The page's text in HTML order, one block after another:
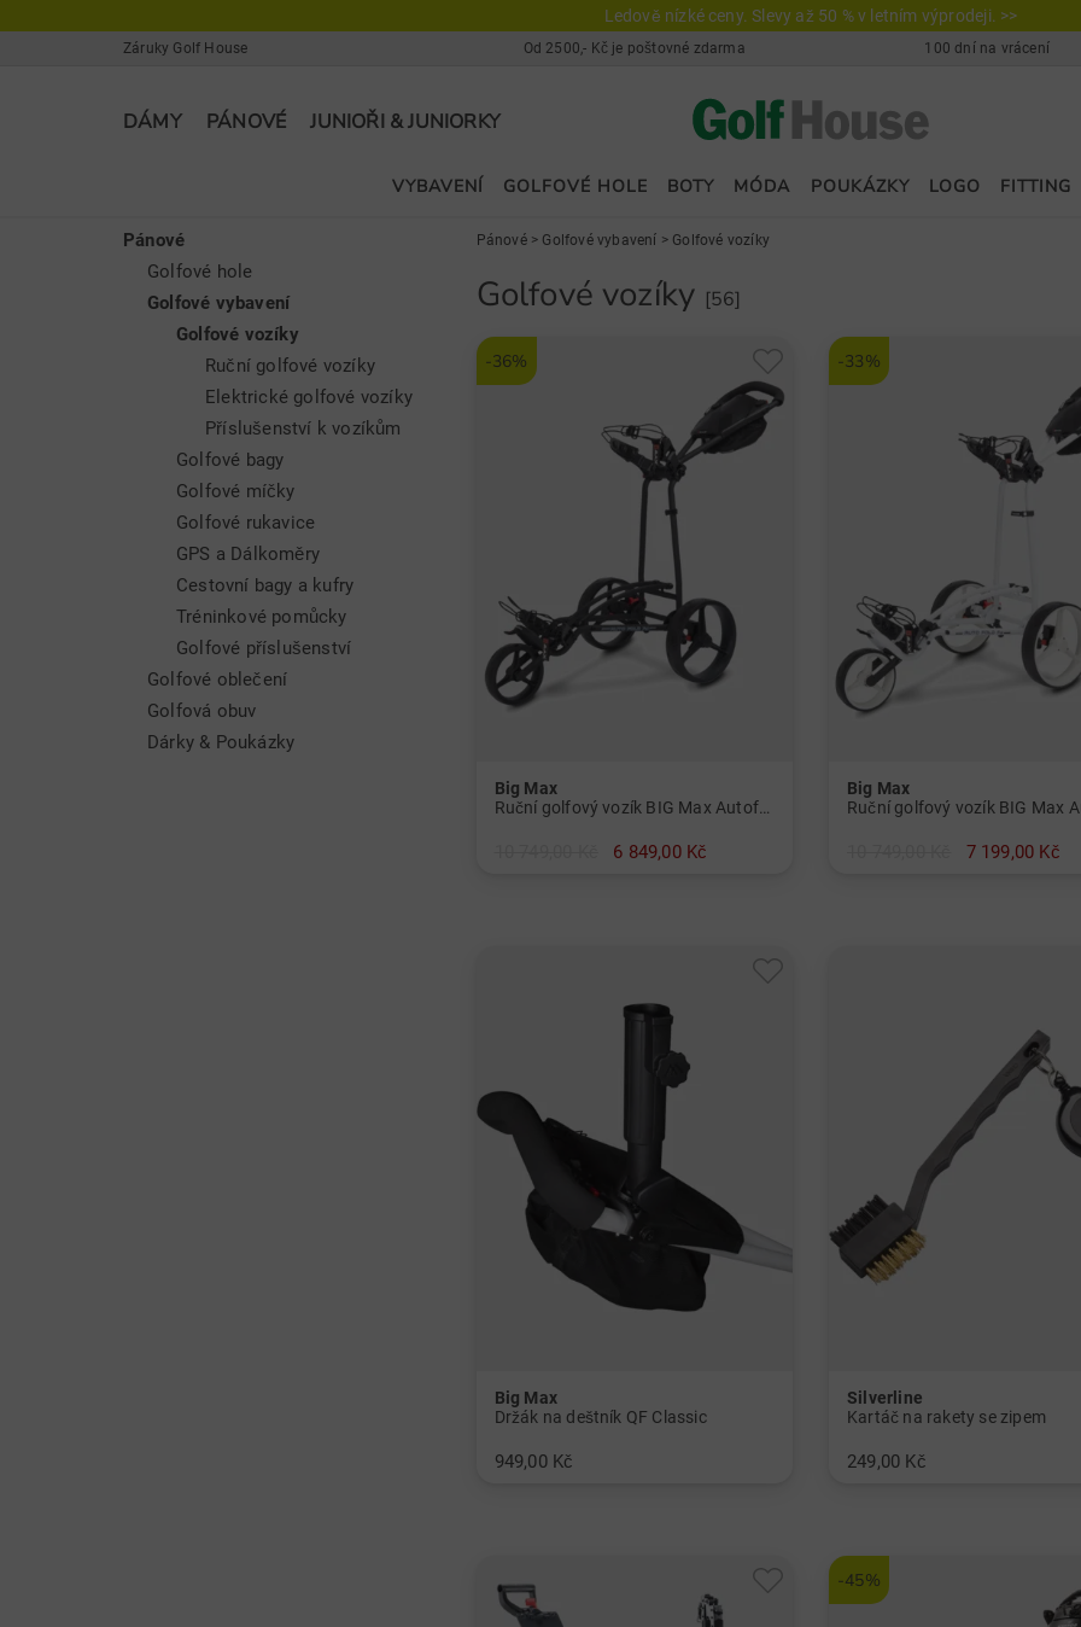
Ledově nízké ceny. Slevy až 50 % v letním výprodeji. >>
Záruky Golf House Od 2500,- Kč je poštovné zdarma 100 dní na vrácení
DÁMY PÁNOVÉ JUNIOŘI & JUNIORKY
VYBAVENÍ GOLFOVÉ HOLE BOTY MÓDA POUKÁZKY LOGO FITTING
Pánové
Golfové hole
Golfové vybavení
Golfové vozíky
Ruční golfové vozíky
Elektrické golfové vozíky
Příslušenství k vozíkům
Golfové bagy
Golfové míčky
Golfové rukavice
GPS a Dálkoměry
Cestovní bagy a kufry
Tréninkové pomůcky
Golfové příslušenství
Golfové oblečení
Golfová obuv
Dárky & Poukázky
Pánové> Golfové vybavení > Golfové vozíky
Golfové vozíky [56]
-36%
Big Max
6 849,00 Kč
-33%
Big Max
7 199,00 Kč
Big Max
Držák na deštník QF Classic
949,00 Kč
Silverline
Kartáč na rakety se zipem
249,00 Kč
-45%